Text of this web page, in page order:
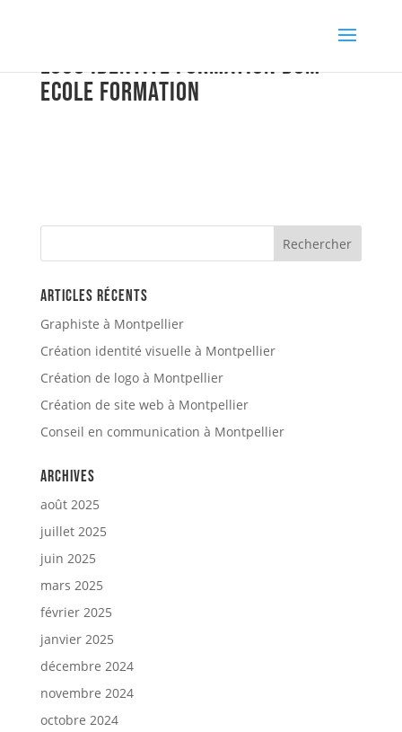
logo identite Formation dom
ecole formation
Articles récents
Graphiste à Montpellier
Création identité visuelle à Montpellier
Création de logo à Montpellier
Création de site web à Montpellier
Conseil en communication à Montpellier
Archives
août 2025
juillet 2025
juin 2025
mars 2025
février 2025
janvier 2025
décembre 2024
novembre 2024
octobre 2024